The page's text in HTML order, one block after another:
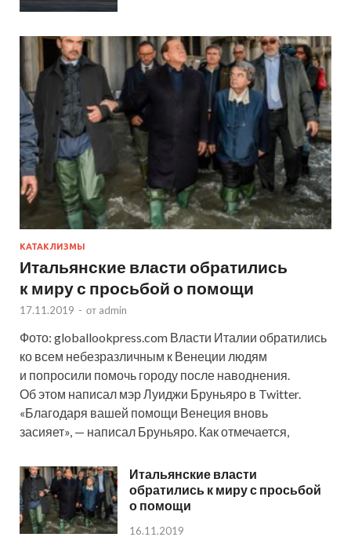
КАТАКЛИЗМЫ
Итальянские власти обратились
к миру с просьбой о помощи
17.11.2019 - от admin
Фото: globallookpress.com Власти Италии обратились
ко всем небезразличным к Венеции людям
и попросили помочь городу после наводнения.
Об этом написал мэр Луиджи Бруньяро в Twitter.
«Благодаря вашей помощи Венеция вновь
засияет», — написал Бруньяро. Как отмечается,
Итальянские власти
обратились к миру с просьбой
о помощи
16.11.2019